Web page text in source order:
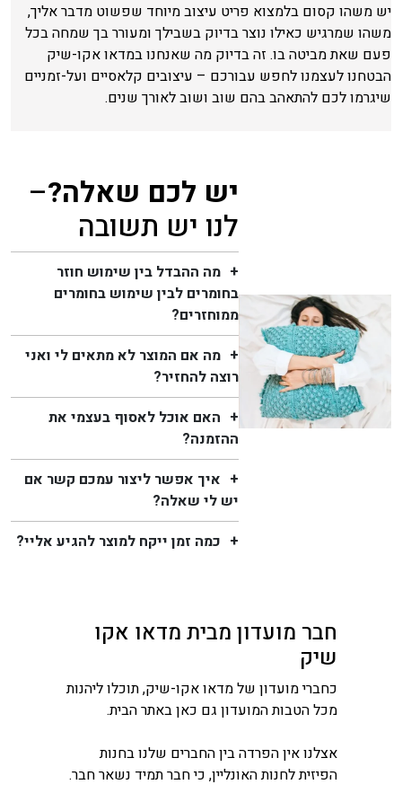
יש משהו קסום בלמצוא פריט עיצוב מיוחד שפשוט מדבר אליך,
משהו שמרגיש כאילו נוצר בדיוק בשבילך ומעורר בך שמחה בכל
פעם שאת מביטה בו. זה בדיוק מה שאנחנו במדאו אקו-שיק
הבטחנו לעצמנו לחפש עבורכם – עיצובים קלאסיים ועל-זמניים
שיגרמו לכם להתאהב בהם שוב ושוב לאורך שנים.
יש לכם שאלה?–
לנו יש תשובה
מה ההבדל בין שימוש חוזר
בחומרים לבין שימוש בחומרים
ממוחזרים?
מה אם המוצר לא מתאים לי ואני
רוצה להחזיר?
האם אוכל לאסוף בעצמי את
ההזמנה?
איך אפשר ליצור עמכם קשר אם
יש לי שאלה?
כמה זמן ייקח למוצר להגיע אליי?
חבר מועדון מבית מדאו אקו
שיק
כחברי מועדון של מדאו אקו-שיק, תוכלו ליהנות
מכל הטבות המועדון גם כאן באתר הבית.
אצלנו אין הפרדה בין החברים שלנו בחנות
הפיזית לחנות האונליין, כי חבר תמיד נשאר חבר.